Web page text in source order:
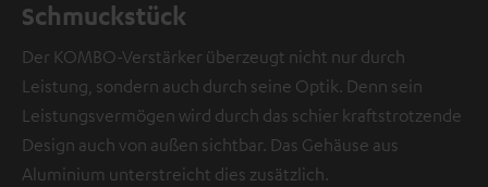
Schmuckstück
Der KOMBO-Verstärker überzeugt nicht nur durch
Leistung, sondern auch durch seine Optik. Denn sein
Leistungsvermögen wird durch das schier kraftstrotzende
Design auch von außen sichtbar. Das Gehäuse aus
Aluminium unterstreicht dies zusätzlich.